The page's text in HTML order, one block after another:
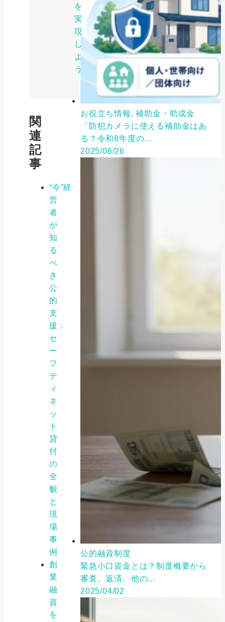
を
実
現
し
よ
う
関
連
記
事
“今”経
営
者
が
知
る
べ
き
公
的
支
援：
セ
ー
フ
テ
ィ
ネ
ッ
ト
貸
付
の
全
貌
と
現
場
事
例
創
業
融
資
を
お役立ち情報, 補助金・助成金
「防犯カメラに使える補助金はあ
る？令和8年度の...
2025/06/26
公的融資制度
緊急小口資金とは？制度概要から
審査、返済、他の...
2025/04/02